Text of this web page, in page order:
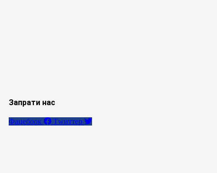
Запрати нас
Фацебоок Тwиттер